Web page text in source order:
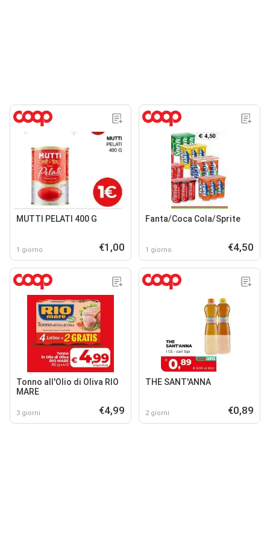
MUTTI PELATI 400 G
1 giorno €1,00
Fanta/Coca Cola/Sprite
1 giorno €4,50
Tonno all'Olio di Oliva RIO
MARE
3 giorni €4,99
THE SANT'ANNA
2 giorni €0,89